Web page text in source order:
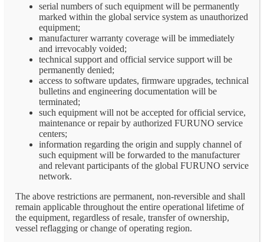
serial numbers of such equipment will be permanently
marked within the global service system as unauthorized
equipment;
manufacturer warranty coverage will be immediately
and irrevocably voided;
technical support and official service support will be
permanently denied;
access to software updates, firmware upgrades, technical
bulletins and engineering documentation will be
terminated;
such equipment will not be accepted for official service,
maintenance or repair by authorized FURUNO service
centers;
information regarding the origin and supply channel of
such equipment will be forwarded to the manufacturer
and relevant participants of the global FURUNO service
network.
The above restrictions are permanent, non-reversible and shall
remain applicable throughout the entire operational lifetime of
the equipment, regardless of resale, transfer of ownership,
vessel reflagging or change of operating region.